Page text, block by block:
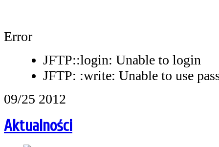
Error
JFTP::login: Unable to login
JFTP: :write: Unable to use
09/25 2012
Aktualności